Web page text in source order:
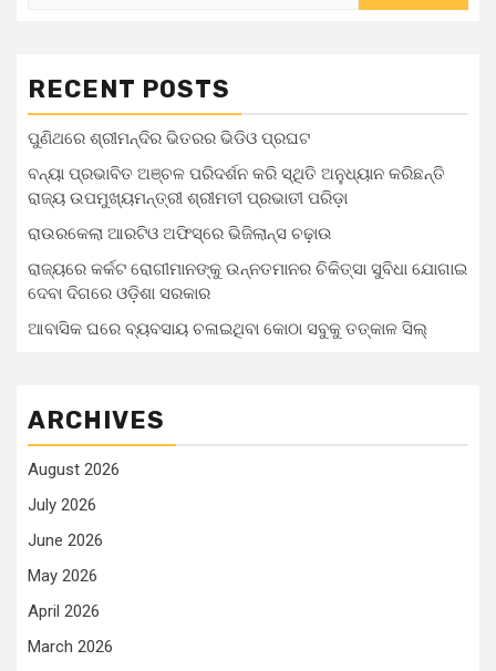
RECENT POSTS
ପୁଣିଥରେ ଶ୍ରୀମନ୍ଦିର ଭିତରର ଭିଡିଓ ପ୍ରଘଟ
ବନ୍ୟା ପ୍ରଭାବିତ ଅଞ୍ଚଳ ପରିଦର୍ଶନ କରି ସ୍ଥିତି ଅନୁଧ୍ୟାନ କରିଛନ୍ତି
ରାଜ୍ୟ ଉପମୁଖ୍ୟମନ୍ତ୍ରୀ ଶ୍ରୀମତୀ ପ୍ରଭାତୀ ପରିଡ଼ା
ରାଉରକେଲା ଆରଟିଓ ଅଫିସ୍‌ରେ ଭିଜିଲାନ୍ସ ଚଢ଼ାଉ
ରାଜ୍ୟରେ କର୍କଟ ରୋଗୀମାନଙ୍କୁ ଉନ୍ନତମାନର ଚିକିତ୍ସା ସୁବିଧା ଯୋଗାଇ
ଦେବା ଦିଗରେ ଓଡ଼ିଶା ସରକାର
ଆବାସିକ ଘରେ ବ୍ୟବସାୟ ଚଳାଇଥିବା କୋଠା ସବୁକୁ ତତ୍କାଳ ସିଲ୍‌
ARCHIVES
August 2026
July 2026
June 2026
May 2026
April 2026
March 2026